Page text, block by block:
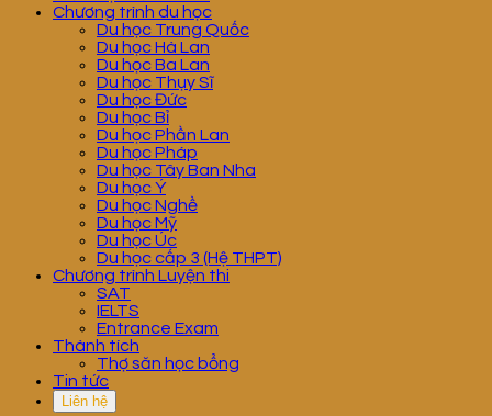
Chương trình du học
Du học Trung Quốc
Du học Hà Lan
Du học Ba Lan
Du học Thụy Sĩ
Du học Đức
Du học Bỉ
Du học Phần Lan
Du học Pháp
Du học Tây Ban Nha
Du học Ý
Du học Nghề
Du học Mỹ
Du học Úc
Du học cấp 3 (Hệ THPT)
Chương trình Luyện thi
SAT
IELTS
Entrance Exam
Thành tích
Thợ săn học bổng
Tin tức
Liên hệ